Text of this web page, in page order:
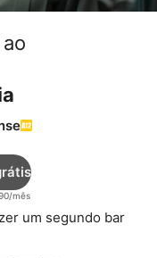
mês
um segundo bar